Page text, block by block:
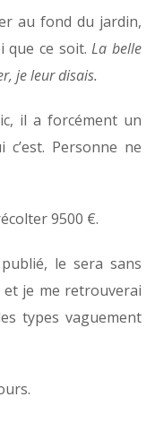
au fond du jardin,
que ce soit.La belle
je leur disais.
il a forcément un
Personne ne
9500 €.
le sera sans
et je me retrouverai
types vaguement